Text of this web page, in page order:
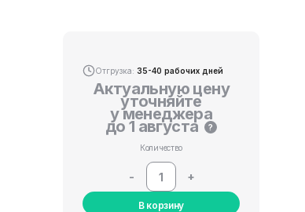
Отгрузка: 35-40 рабочих дней
Актуальную цену
уточняйте
у менеджера
до 1 августа ?
Количество
- +
В корзину